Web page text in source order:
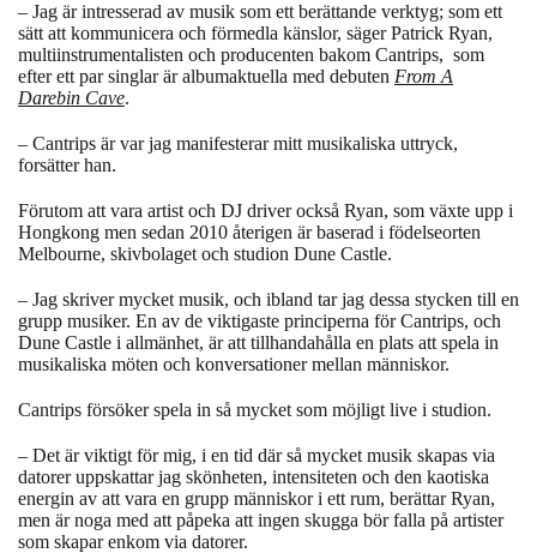
– Jag är intresserad av musik som ett berättande verktyg; som ett
sätt att kommunicera och förmedla känslor, sägerPatrick Ryan,
multiinstrumentalisten och producenten bakom Cantrips, som
efter ett par singlar är albumaktuella med debuten From A
Darebin Cave.
– Cantrips är var jag manifesterar mitt musikaliska uttryck,
forsätter han.
Förutom att vara artist och DJ driver också Ryan, som växte upp i
Hongkong men sedan 2010 återigen är baserad i födelseorten
Melbourne, skivbolaget och studion Dune Castle.
– Jag skriver mycket musik, och ibland tar jag dessa stycken till en
grupp musiker. En av de viktigaste principerna för Cantrips, och
Dune Castle i allmänhet, är att tillhandahålla en plats att spela in
musikaliska möten och konversationer mellan människor.
Cantrips försöker spela in så mycket som möjligt live i studion.
– Det är viktigt för mig, i en tid där så mycket musik skapas via
datorer uppskattar jag skönheten, intensiteten och den kaotiska
energin av att vara en grupp människor i ett rum, berättar Ryan,
men är noga med att påpeka att ingen skugga bör falla på artister
som skapar enkom via datorer.